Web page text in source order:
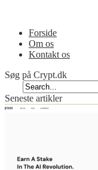
Forside
Om os
Kontakt os
Søg på Crypt.dk
Seneste artikler